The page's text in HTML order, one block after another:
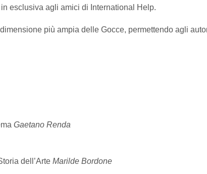
esclusiva agli amici di International Help.
più ampia delle Gocce, permettendo agli
Gaetano Renda
dell’ArteMarilde Bordone